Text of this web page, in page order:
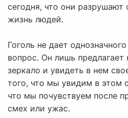
сегодня, что они
жизнь людей.
Гоголь не дает
вопрос. Он лишь
зеркало и увидеть в нем
того, что мы увидим в этом
что мы почувствуем после
смех или ужас.